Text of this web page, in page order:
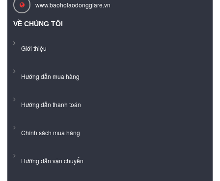
www.baoholaodonggiare.vn
VỀ CHÚNG TÔI
Giới thiệu
Hướng dẫn mua hàng
Hướng dẫn thanh toán
Chính sách mua hàng
Hướng dẫn vận chuyển